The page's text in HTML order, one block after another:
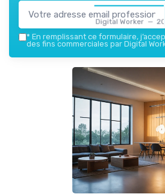
Digital Worker —
* En remplissant ce formulaire,
des fins commerciales par Digital